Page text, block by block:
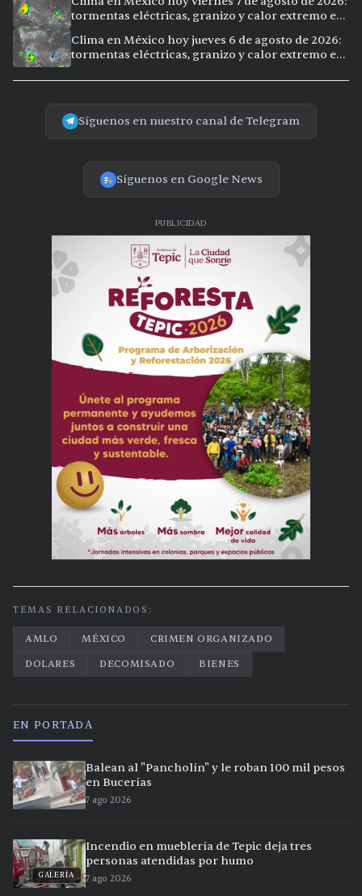
tormentas eléctricas, granizo y calor extremo en
Clima en México hoy jueves 6 de agosto de 2026:
tormentas eléctricas, granizo y calor extremo en
Síguenos en nuestro canal de Telegram
Síguenos en Google News
PUBLICIDAD
TEMAS RELACIONADOS:
AMLO MÉXICO
CRIMEN ORGANIZADO
DOLARES
DECOMISADO BIENES
EN PORTADA
Balean al "Pancholín" y le roban 100 mil pesos
en Bucerías
7 ago 2026
GALERÍA
Incendio en mueblería de Tepic deja tres
personas atendidas por humo
7 ago 2026